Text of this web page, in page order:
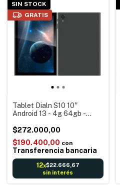
SIN STOCK
GRATIS
Tablet Dialn S10 10''
Android 13 - 4g 64gb -
8mp - Con Funda (Sin trafo)
$272.000,00
$190.400,00 con
Transferencia bancaria
12x$22.666,67
sin interés